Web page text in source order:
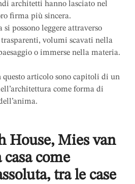
architetti hanno lasciato nel
firma più sincera.
possono leggere attraverso
volumi scavati nella
o immerse nella materia.
articolo sono capitoli di un
come forma di
House, Mies van
come
tra le case